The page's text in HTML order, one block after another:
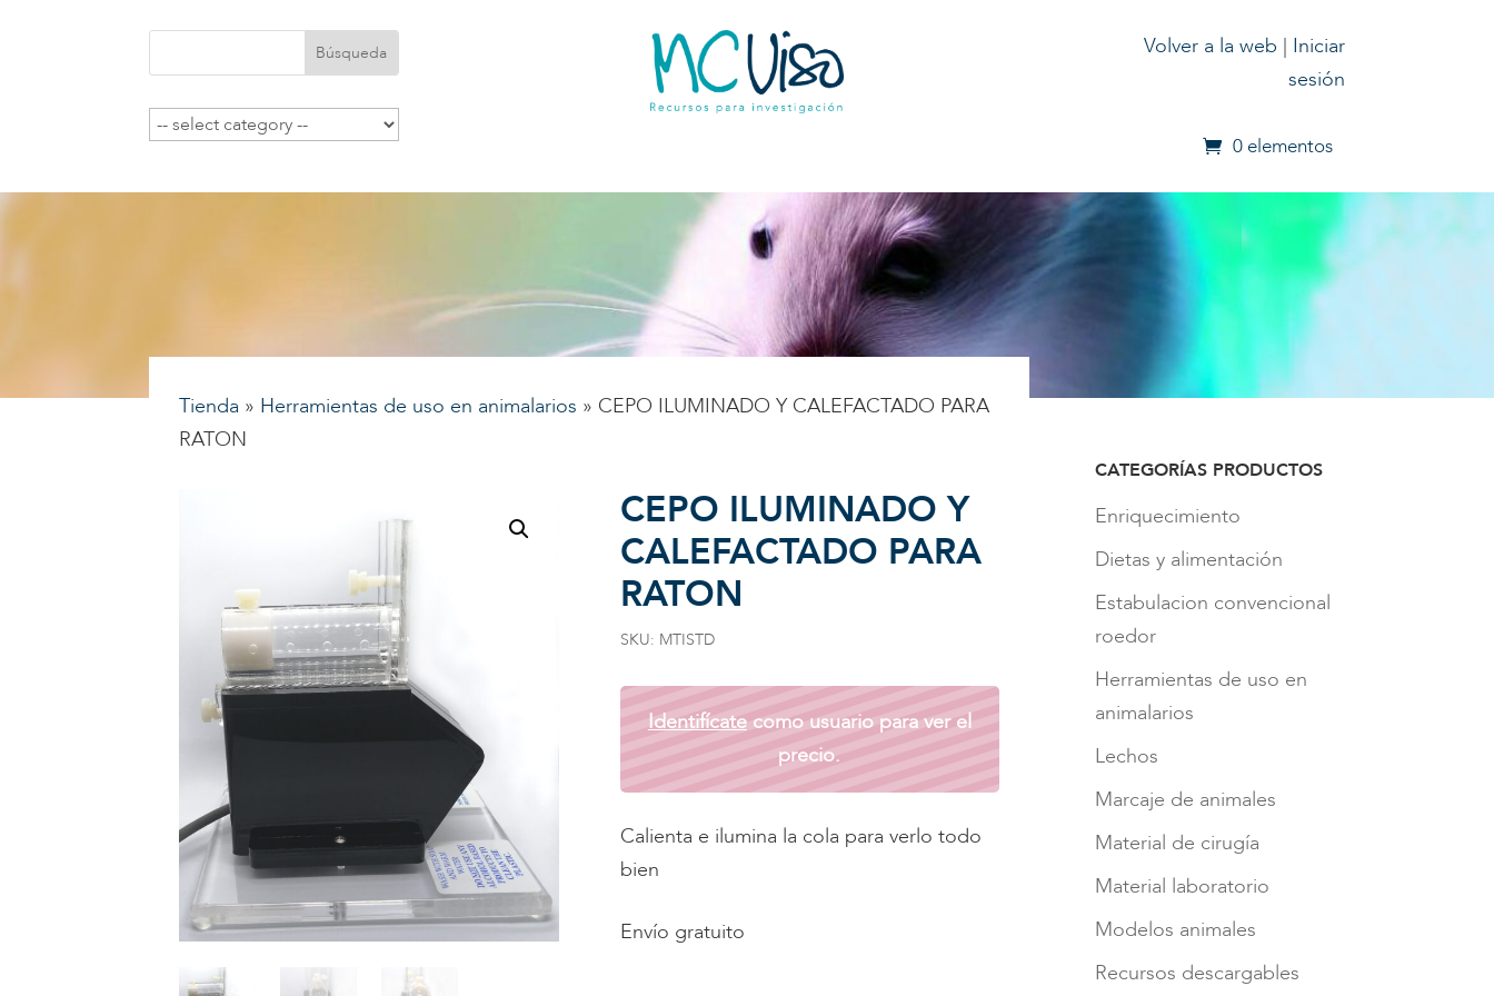
Volver a la web | Iniciar
sesión
0 elementos
Tienda » Herramientas de uso en animalarios » CEPO ILUMINADO Y CALEFACTADO PARA
RATON
CEPO ILUMINADO Y
CALEFACTADO PARA
RATON
SKU: MTISTD
Identifícatecomo usuario para ver el
precio.
Calienta e ilumina la cola para verlo todo
bien
Envío gratuito
CATEGORÍAS PRODUCTOS
Enriquecimiento
Dietas y alimentación
Estabulacion convencional
roedor
Herramientas de uso en
animalarios
Lechos
Marcaje de animales
Material de cirugía
Material laboratorio
Modelos animales
Recursos descargables